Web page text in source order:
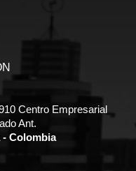
Centro Empresarial
Ant.
Colombia